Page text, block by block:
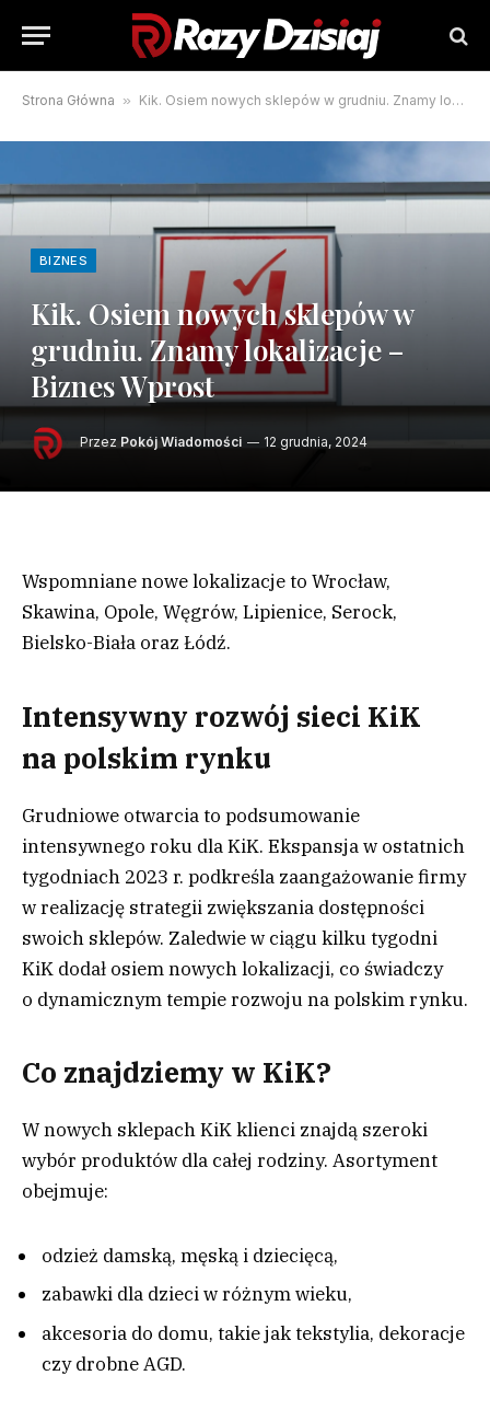
Strona Główna » Kik. Osiem nowych sklepów w grudniu. Znamy lokalizacje – Biznes Wprost
BIZNES
Kik. Osiem nowych sklepów w
grudniu. Znamy lokalizacje –
Biznes Wprost
Przez Pokój Wiadomości 12 grudnia, 2024
Wspomniane nowe lokalizacje to Wrocław,
Skawina, Opole, Węgrów, Lipienice, Serock,
Bielsko-Biała oraz Łódź.
Intensywny rozwój sieci KiK
na polskim rynku
Grudniowe otwarcia to podsumowanie
intensywnego roku dla KiK. Ekspansja w ostatnich
tygodniach 2023 r. podkreśla zaangażowanie firmy
w realizację strategii zwiększania dostępności
swoich sklepów. Zaledwie w ciągu kilku tygodni
KiK dodał osiem nowych lokalizacji, co świadczy
o dynamicznym tempie rozwoju na polskim rynku.
Co znajdziemy w KiK?
W nowych sklepach KiK klienci znajdą szeroki
wybór produktów dla całej rodziny. Asortyment
obejmuje:
odzież damską, męską i dziecięcą,
zabawki dla dzieci w różnym wieku,
akcesoria do domu, takie jak tekstylia, dekoracje
czy drobne AGD.